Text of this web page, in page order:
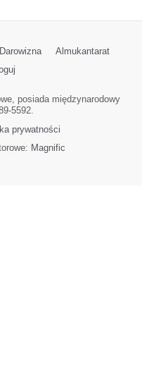
Darowizna
Almukantarat
posiada międzynarodowy
5592.
prywatności
Magnific